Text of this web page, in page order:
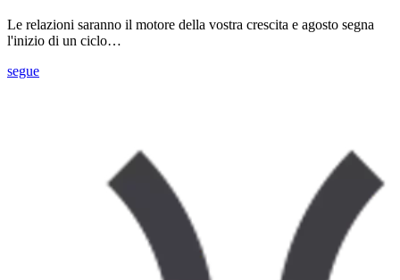
Le relazioni saranno il motore della vostra crescita e agosto segna
l'inizio di un ciclo…
segue